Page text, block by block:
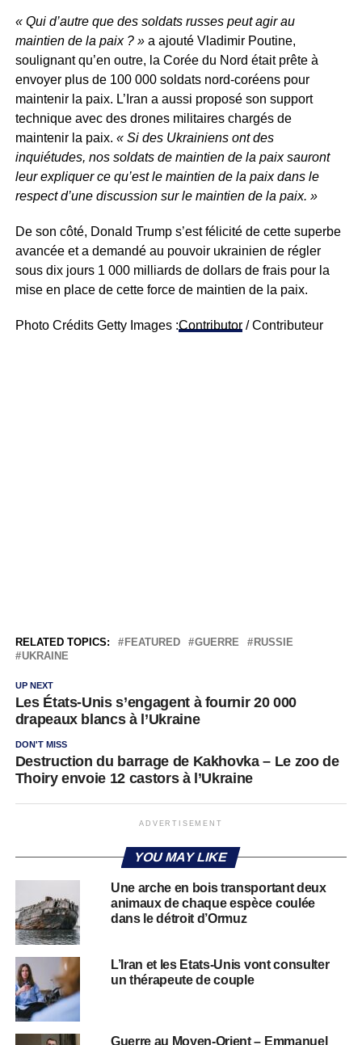
« Qui d’autre que des soldats russes peut agir au
maintien de la paix ? » a ajouté Vladimir Poutine,
soulignant qu’en outre, la Corée du Nord était prête à
envoyer plus de 100 000 soldats nord-coréens pour
maintenir la paix. L’Iran a aussi proposé son support
technique avec des drones militaires chargés de
maintenir la paix. « Si des Ukrainiens ont des
inquiétudes, nos soldats de maintien de la paix sauront
leur expliquer ce qu’est le maintien de la paix dans le
respect d’une discussion sur le maintien de la paix. »
De son côté, Donald Trump s’est félicité de cette superbe
avancée et a demandé au pouvoir ukrainien de régler
sous dix jours 1 000 milliards de dollars de frais pour la
mise en place de cette force de maintien de la paix.
Photo Crédits Getty Images :Contributor/ Contributeur
RELATED TOPICS: FEATURED GUERRE
RUSSIE
UKRAINE
UP NEXT
Les États-Unis s’engagent à fournir 20 000
drapeaux blancs à l’Ukraine
DON'T MISS
Destruction du barrage de Kakhovka – Le zoo de
Thoiry envoie 12 castors à l’Ukraine
ADVERTISEMENT
YOU MAY LIKE
Une arche en bois transportant deux
animaux de chaque espèce coulée
dans le détroit d’Ormuz
L’Iran et les Etats-Unis vont consulter
un thérapeute de couple
Guerre au Moyen-Orient – Emmanuel